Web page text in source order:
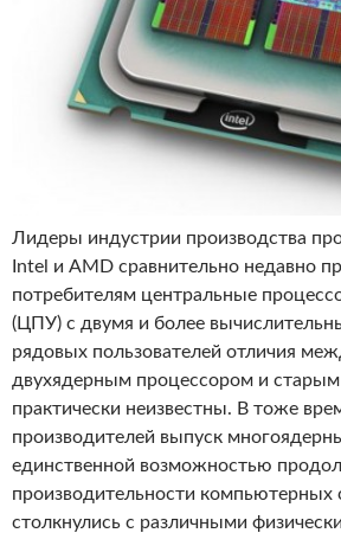
Лидеры индустрии производства
Intel и AMD сравнительно недавно
потребителям центральные
(ЦПУ) с двумя и более
рядовых пользователей отличия
двухядерным процессором и
практически неизвестны. В тоже
производителей выпуск
единственной возможностью
производительности компьютерных
столкнулись с различными